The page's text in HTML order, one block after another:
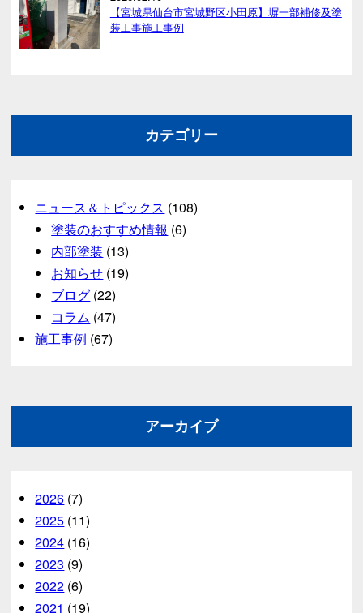
【宮城県仙台市宮城野区小田原】塀一部補修及塗
装工事施工事例
カテゴリー
ニュース＆トピックス (108)
塗装のおすすめ情報 (6)
内部塗装 (13)
お知らせ (19)
ブログ (22)
コラム (47)
施工事例 (67)
アーカイブ
2026 (7)
2025 (11)
2024 (16)
2023 (9)
2022 (6)
2021 (19)